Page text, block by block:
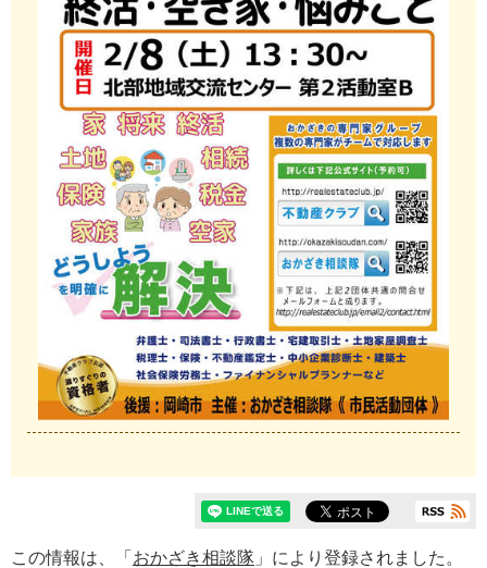
この情報は、「 おかざき相談隊 」により登録されました。